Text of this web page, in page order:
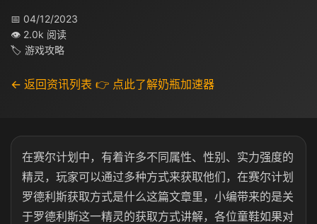
📅 04/12/2023
👁 2.0k 阅读
🏷 游戏攻略
← 返回资讯列表 👉 点此了解奶瓶加速器
在赛尔计划中，有着许多不同属性、性别、实力强度的
精灵，玩家可以通过多种方式来获取他们，在赛尔计划
罗德利斯获取方式是什么这篇文章里，小编带来的是关
于罗德利斯这一精灵的获取方式讲解，各位童鞋如果对